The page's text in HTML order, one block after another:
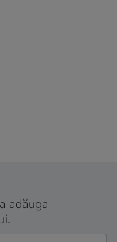
adăuga